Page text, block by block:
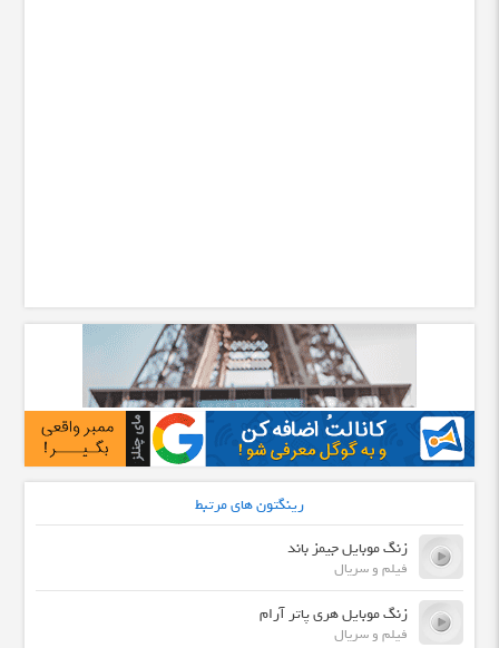
رینگتون های مرتبط
زنگ موبایل جیمز باند
فیلم و سریال
زنگ موبایل هری پاتر آرام
فیلم و سریال